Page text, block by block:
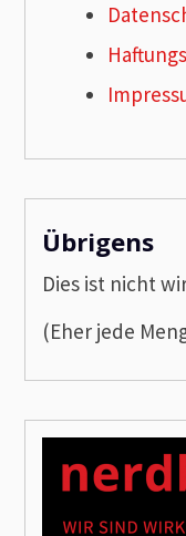
Übrigens
Dies ist nicht
(Eher jede